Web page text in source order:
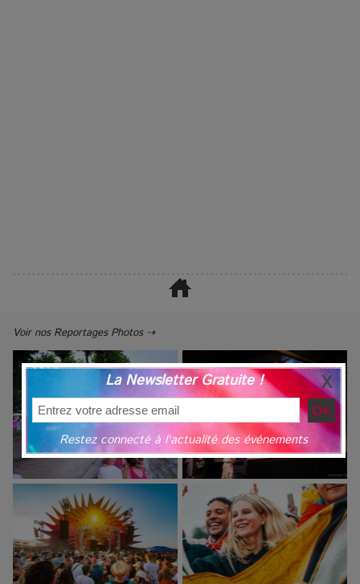
Voir nos Reportages Photos ⇢
La Newsletter Gratuite !
Restez connecté à l'actualité des événements